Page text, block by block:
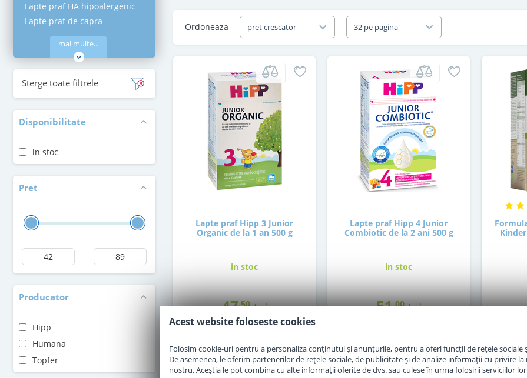
Lapte praf HA hipoalergenic
Lapte praf de capra
mai multe...
Sterge toate filtrele
Disponibilitate
in stoc
Pret
-
Producator
Hipp
Humana
Topfer
Ordoneaza pret crescator 32 pe pagina
Lapte praf Hipp 3 Junior
Organic de la 1 an 500 g
in stoc
47,50 Lei
Lapte praf Hipp 4 Junior
Combiotic de la 2 ani 500 g
in stoc
51,00 Lei
Acest website foloseste cookies
Folosim cookie-uri pentru a personaliza conținutul și anunțurile, pentru a oferi funcții de rețele sociale
De asemenea, le oferim partenerilor de rețele sociale, de publicitate și de analize informații cu privire
nostru. Aceștia le pot combina cu alte informații oferite de dvs. sau culese în urma folosirii serviciilor